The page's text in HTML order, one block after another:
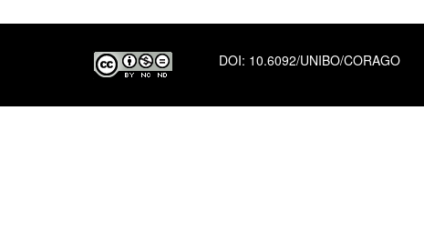
DOI: 10.6092/UNIBO/CORAGO